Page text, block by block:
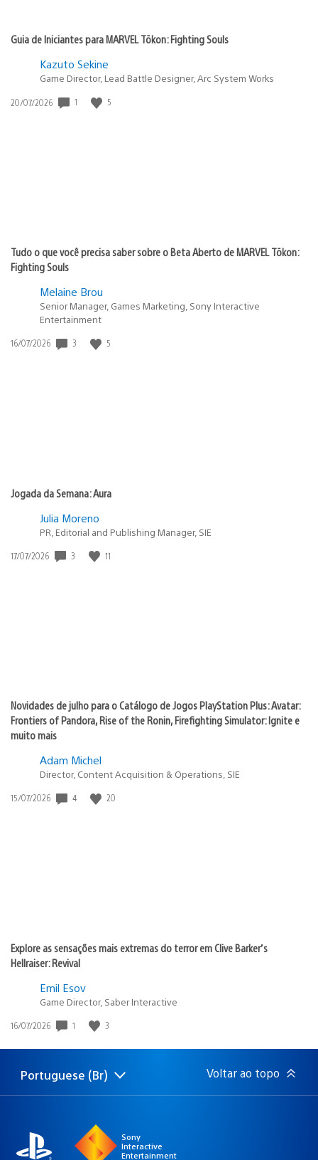
Guia de Iniciantes para MARVEL Tōkon: Fighting Souls
Kazuto Sekine
Game Director, Lead Battle Designer, Arc System Works
Data
20/07/2026 1 5
Tudo o que você precisa saber sobre o Beta Aberto de MARVEL Tōkon:
Fighting Souls
Melaine Brou
Senior Manager, Games Marketing, Sony Interactive
Entertainment
Data
16/07/2026 3 5
Jogada da Semana: Aura
Julia Moreno
PR, Editorial and Publishing Manager, SIE
Data
17/07/2026 3 11
Novidades de julho para o Catálogo de Jogos PlayStation Plus: Avatar:
Frontiers of Pandora, Rise of the Ronin, Firefighting Simulator: Ignite e
muito mais
Adam Michel
Director, Content Acquisition & Operations, SIE
Data
15/07/2026 4 20
Explore as sensações mais extremas do terror em Clive Barker’s
Hellraiser: Revival
Emil Esov
Game Director, Saber Interactive
Data
publicação:
16/07/2026 1 3
Selecione
Região
Portuguese (Br) Voltar ao topo
Sony
Interactive
Entertainment